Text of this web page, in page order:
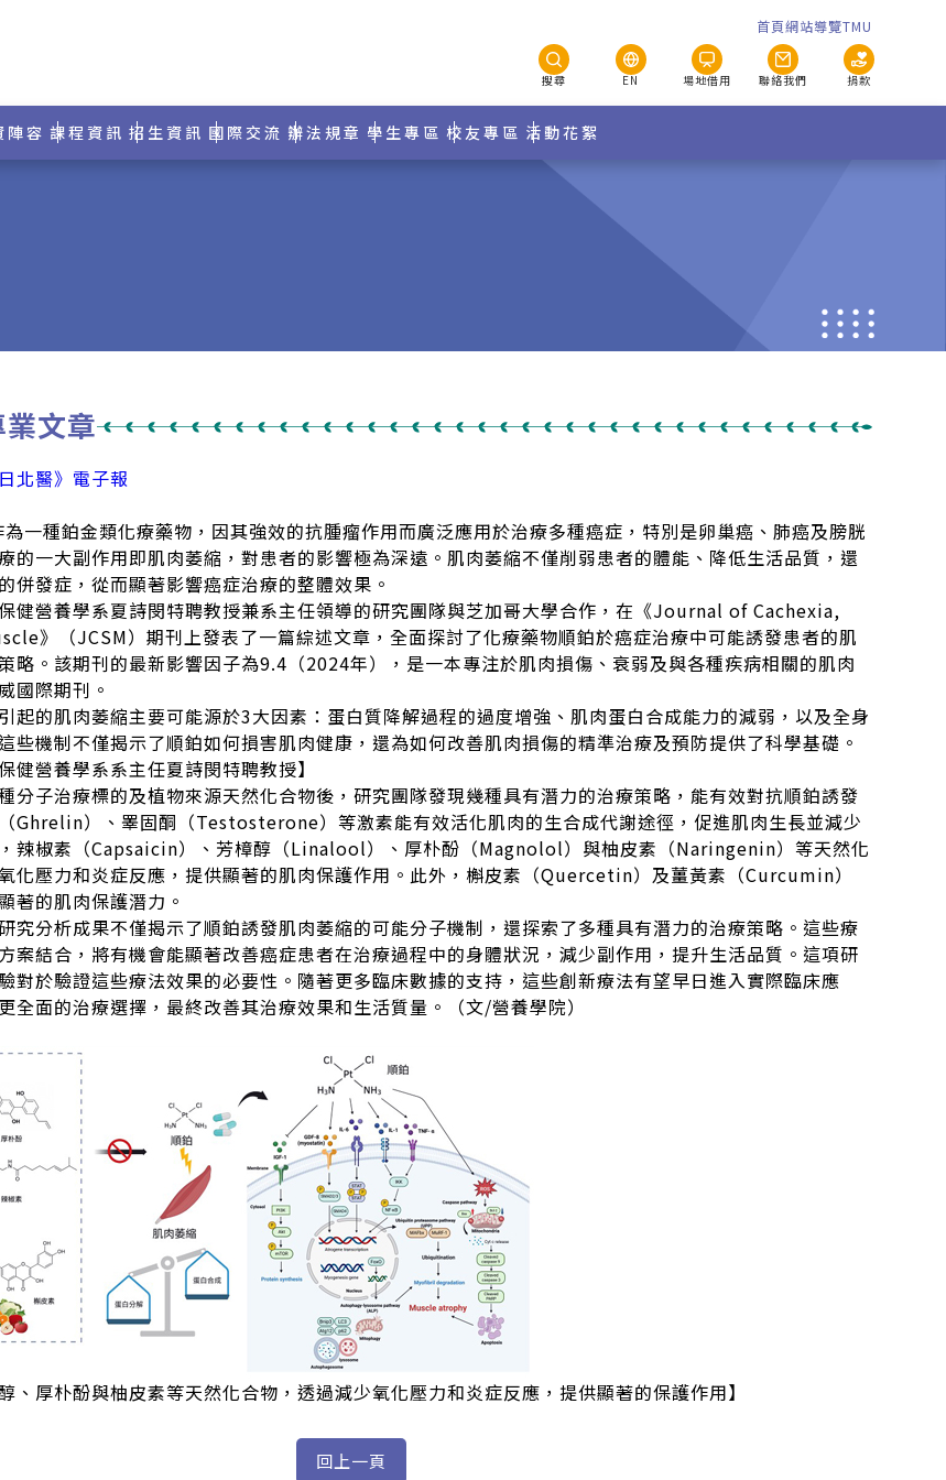
首頁網站導覽TMU
搜尋 EN 場地借用 聯絡我們 捐款
陣容 課程資訊 招生資訊 國際交流 辦法規章 學生專區 校友專區 活動花絮
文章
北醫》電子報
一種鉑金類化療藥物，因其強效的抗腫瘤作用而廣泛應用於治療多種癌症，特別是卵巢癌、肺癌及膀胱
的一大副作用即肌肉萎縮，對患者的影響極為深遠。肌肉萎縮不僅削弱患者的體能、降低生活品質，還
併發症，從而顯著影響癌症治療的整體效果。
健營養學系夏詩閔特聘教授兼系主任領導的研究團隊與芝加哥大學合作，在《Journal of Cachexia,
》（JCSM）期刊上發表了一篇綜述文章，全面探討了化療藥物順鉑於癌症治療中可能誘發患者的肌
略。該期刊的最新影響因子為9.4（2024年），是一本專注於肌肉損傷、衰弱及與各種疾病相關的肌肉
國際期刊。
起的肌肉萎縮主要可能源於3大因素：蛋白質降解過程的過度增強、肌肉蛋白合成能力的減弱，以及全身
些機制不僅揭示了順鉑如何損害肌肉健康，還為如何改善肌肉損傷的精準治療及預防提供了科學基礎。
健營養學系系主任夏詩閔特聘教授】
分子治療標的及植物來源天然化合物後，研究團隊發現幾種具有潛力的治療策略，能有效對抗順鉑誘發
Ghrelin）、睪固酮（Testosterone）等激素能有效活化肌肉的生合成代謝途徑，促進肌肉生長並減少
辣椒素（Capsaicin）、芳樟醇（Linalool）、厚朴酚（Magnolol）與柚皮素（Naringenin）等天然化
化壓力和炎症反應，提供顯著的肌肉保護作用。此外，槲皮素（Quercetin）及薑黃素（Curcumin）
著的肌肉保護潛力。
究分析成果不僅揭示了順鉑誘發肌肉萎縮的可能分子機制，還探索了多種具有潛力的治療策略。這些療
案結合，將有機會能顯著改善癌症患者在治療過程中的身體狀況，減少副作用，提升生活品質。這項研
對於驗證這些療法效果的必要性。隨著更多臨床數據的支持，這些創新療法有望早日進入實際臨床應
全面的治療選擇，最終改善其治療效果和生活質量。（文/營養學院）
、厚朴酚與柚皮素等天然化合物，透過減少氧化壓力和炎症反應，提供顯著的保護作用】